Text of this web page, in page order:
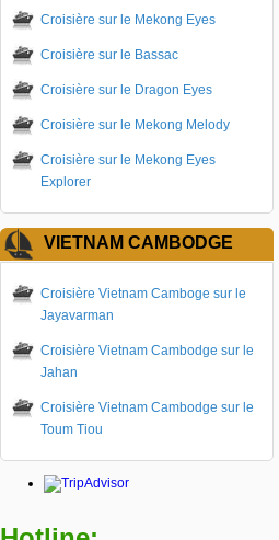
Croisière sur le Mekong Eyes
Croisière sur le Bassac
Croisière sur le Dragon Eyes
Croisière sur le Mekong Melody
Croisière sur le Mekong Eyes
Explorer
VIETNAM CAMBODGE
Croisière Vietnam Camboge sur le
Jayavarman
Croisière Vietnam Cambodge sur le
Jahan
Croisière Vietnam Cambodge sur le
Toum Tiou